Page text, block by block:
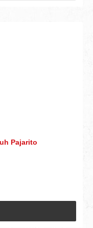
Pajarito